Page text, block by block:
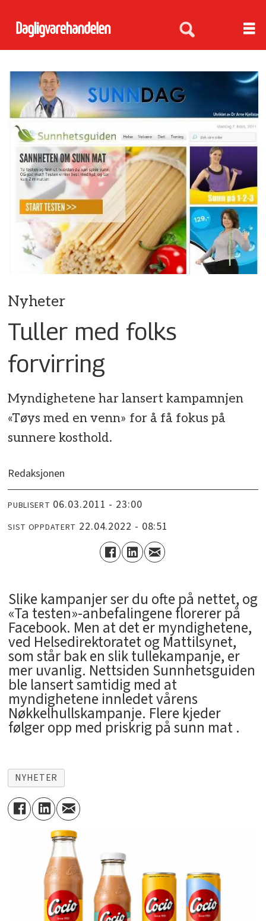
Nyheter
Tuller med folks
forvirring
Myndighetene har lansert kampamnjen
«Tøys med en venn» for å få fokus på
sunnere kosthold.
Redaksjonen
PUBLISERT 06.03.2011 - 23:00
SIST OPPDATERT 22.04.2022 - 08:51
Slike kampanjer ser du ofte på nettet, og
«Ta testen»-anbefalingene florerer på
Facebook. Men at det er myndighetene,
ved Helsedirektoratet og Mattilsynet,
som står bak en slik tullekampanje, er
mer uvanlig. Nettsiden Sunnhetsguiden
ble lansert samtidig med at
myndighetene innledet vårens
Nøkkelhullskampanje. Flere kjeder
følger opp med priskrig på sunn mat .
NYHETER